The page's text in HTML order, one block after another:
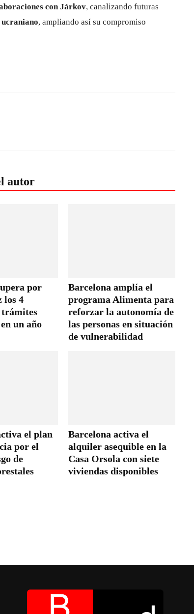
con Járkov, canalizando futuras
, ampliando así su compromiso
autor
por
los 4
trámites
un año
Barcelona amplía el
programa Alimenta para
reforzar la autonomía de
las personas en situación
de vulnerabilidad
el plan
por el
de
Barcelona activa el
alquiler asequible en la
Casa Orsola con siete
viviendas disponibles